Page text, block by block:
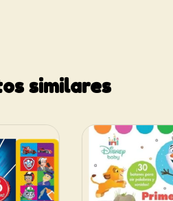
similares